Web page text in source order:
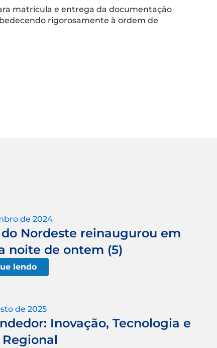
matrícula e entrega da documentação
rigorosamente à ordem de
de 2024
Nordeste reinaugurou em
noite de ontem (5)
lendo
de 2025
Inovação, Tecnologia e